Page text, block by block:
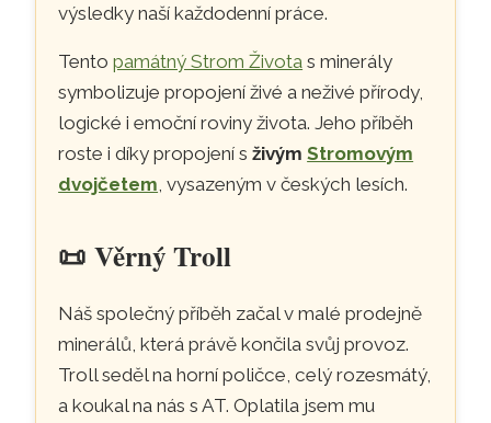
výsledky naší každodenní práce.
Tentopamátný Strom Života s minerály
symbolizuje propojení živé a neživé přírody,
logické i emoční roviny života. Jeho příběh
roste i díky propojení sživýmStromovým
dvojčetem , vysazeným v českých lesích.
📜Věrný Troll
Náš společný příběh začal v malé prodejně
minerálů, která právě končila svůj provoz.
Troll seděl na horní poličce, celý rozesmátý,
a koukal na nás s AT. Oplatila jsem mu